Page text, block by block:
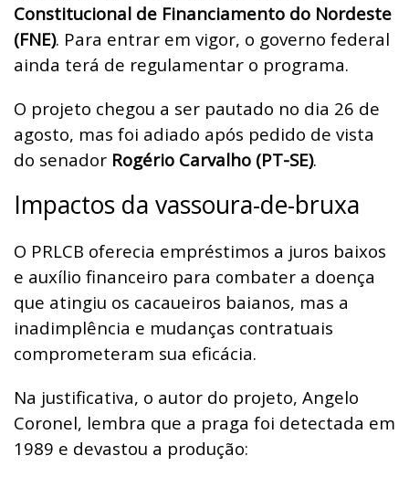
Constitucional de Financiamento do Nordeste
(FNE). Para entrar em vigor, o governo federal
ainda terá de regulamentar o programa.
O projeto chegou a ser pautado no dia 26 de
agosto, mas foi adiado após pedido de vista
do senador Rogério Carvalho (PT-SE).
Impactos da vassoura-de-bruxa
O PRLCB oferecia empréstimos a juros baixos
e auxílio financeiro para combater a doença
que atingiu os cacaueiros baianos, mas a
inadimplência e mudanças contratuais
comprometeram sua eficácia.
Na justificativa, o autor do projeto, Angelo
Coronel, lembra que a praga foi detectada em
1989 e devastou a produção: